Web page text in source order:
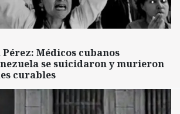
Médicos cubanos
se suicidaron y murieron
curables